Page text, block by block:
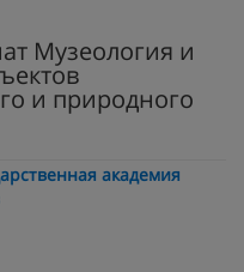
Музеология и
и природного
академия